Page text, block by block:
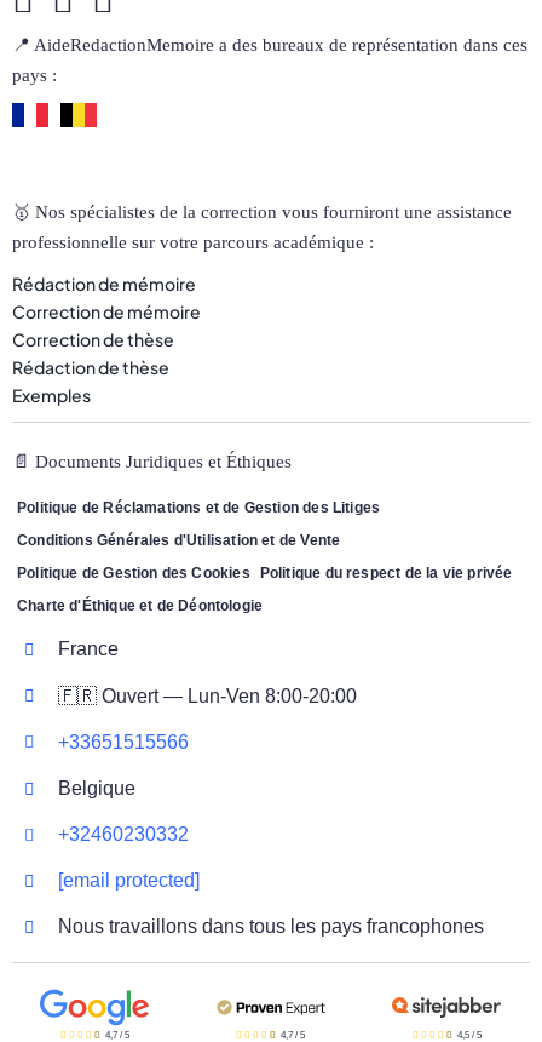
📍 AideRedactionMemoire a des bureaux de représentation dans ces
pays :
🥇 Nos spécialistes de la correction vous fourniront une assistance
professionnelle sur votre parcours académique :
Rédaction de mémoire
Correction de mémoire
Correction de thèse
Rédaction de thèse
Exemples
📄 Documents Juridiques et Éthiques
Politique de Réclamations et de Gestion des Litiges
Conditions Générales d'Utilisation et de Vente
Politique de Gestion des Cookies
Politique du respect de la vie privée
Charte d'Éthique et de Déontologie
France
🇫🇷 Ouvert — Lun-Ven 8:00-20:00
+33651515566
Belgique
+32460230332
[email protected]
Nous travaillons dans tous les pays francophones
4,7/ 5 4,7 /5 4,5/ 5